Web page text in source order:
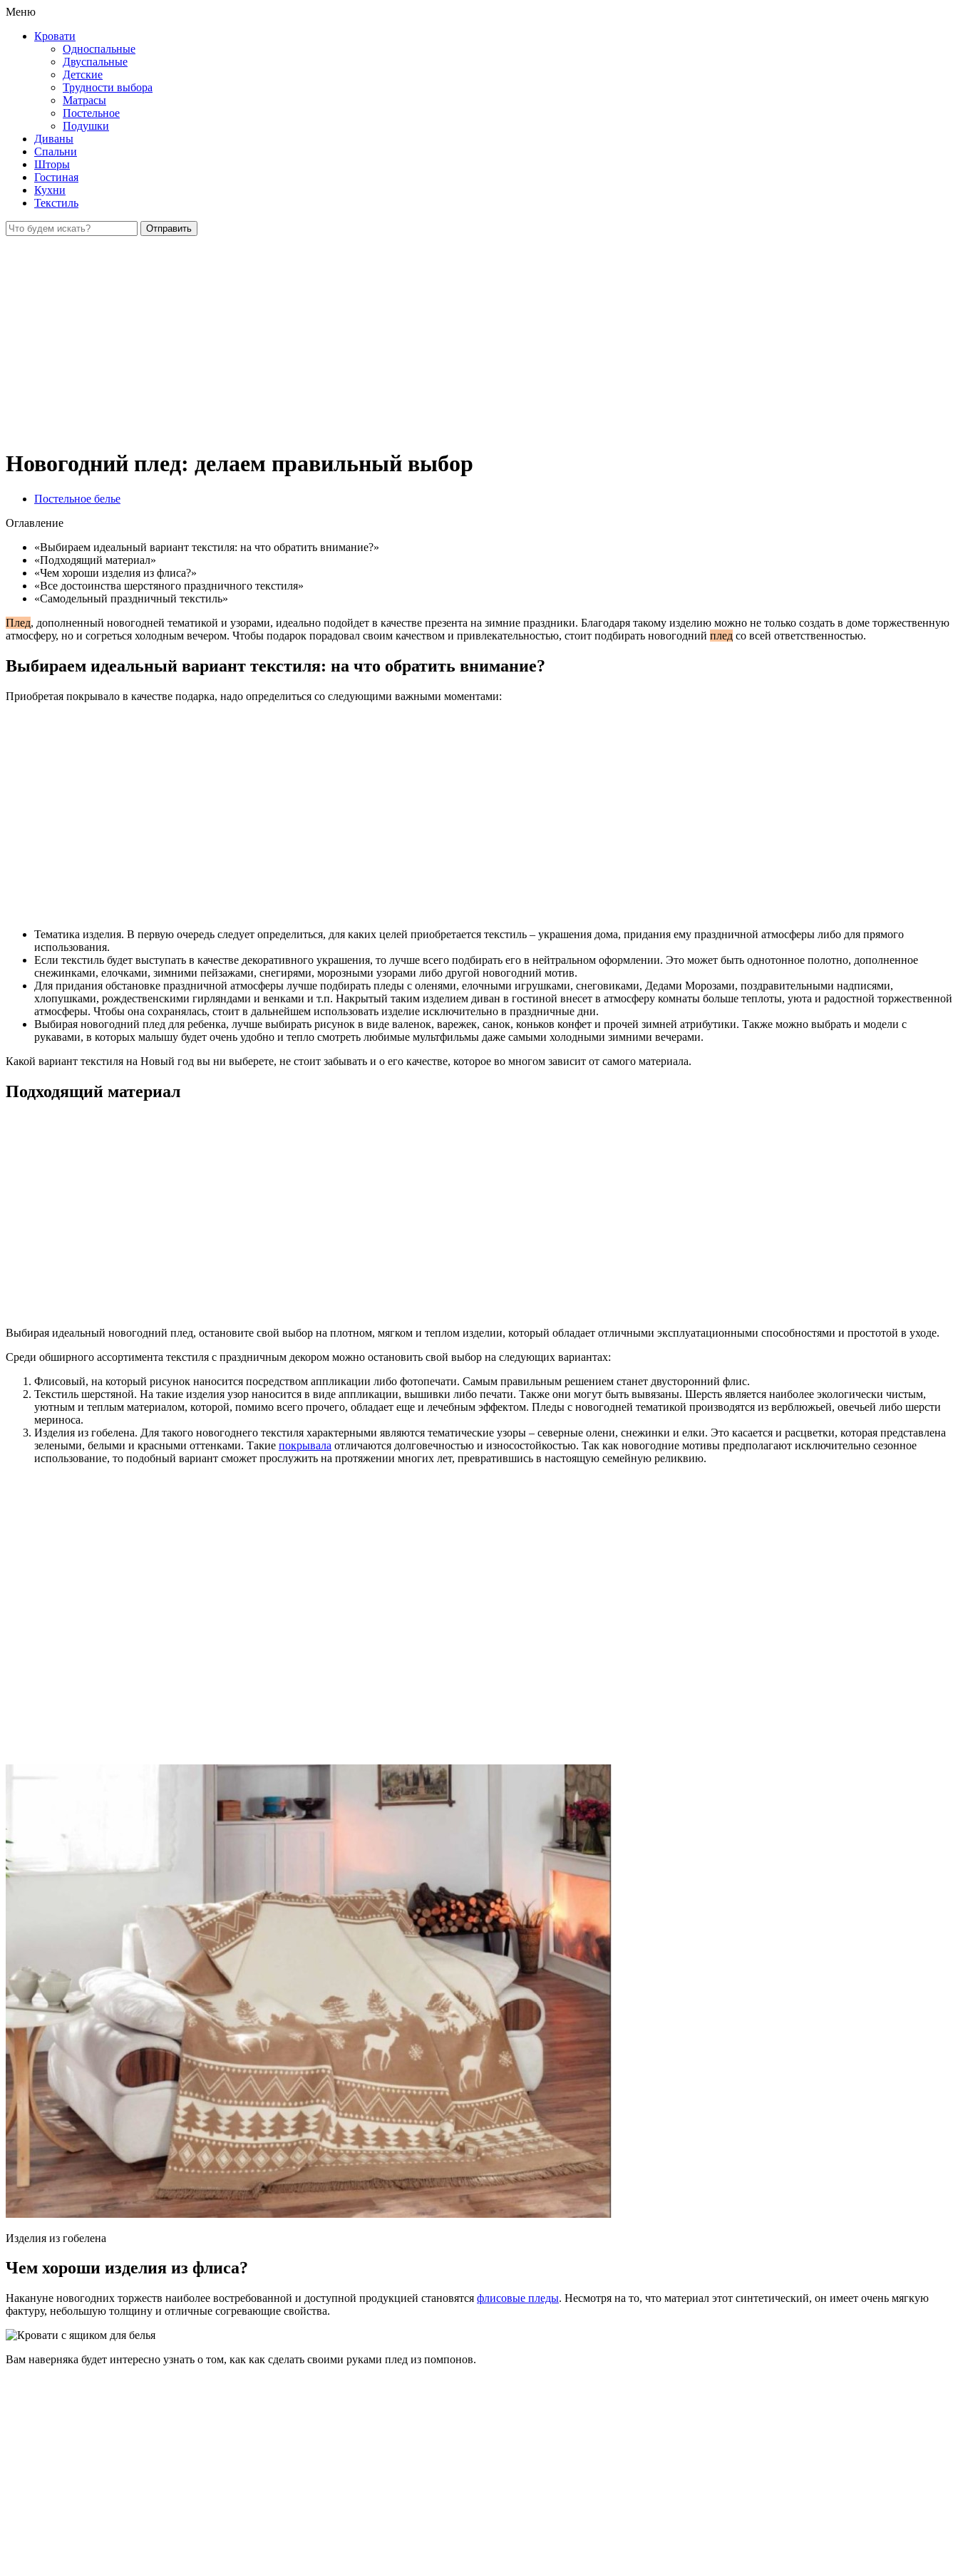
Меню
Кровати
Односпальные
Двуспальные
Детские
Трудности выбора
Матрасы
Постельное
Подушки
Диваны
Спальни
Шторы
Гостиная
Кухни
Текстиль
Новогодний плед: делаем правильный выбор
Постельное белье
Оглавление
«Выбираем идеальный вариант текстиля: на что обратить внимание?»
«Подходящий материал»
«Чем хороши изделия из флиса?»
«Все достоинства шерстяного праздничного текстиля»
«Самодельный праздничный текстиль»
Плед, дополненный новогодней тематикой и узорами, идеально подойдет в качестве презента на зимние праздники. Благодаря такому изделию можно не только создать в доме торжественную
атмосферу, но и согреться холодным вечером. Чтобы подарок порадовал своим качеством и привлекательностью, стоит подбирать новогодний плед со всей ответственностью.
Выбираем идеальный вариант текстиля: на что обратить внимание?
Приобретая покрывало в качестве подарка, надо определиться со следующими важными моментами:
Тематика изделия. В первую очередь следует определиться, для каких целей приобретается текстиль – украшения дома, придания ему праздничной атмосферы либо для прямого
использования.
Если текстиль будет выступать в качестве декоративного украшения, то лучше всего подбирать его в нейтральном оформлении. Это может быть однотонное полотно, дополненное
снежинками, елочками, зимними пейзажами, снегирями, морозными узорами либо другой новогодний мотив.
Для придания обстановке праздничной атмосферы лучше подбирать пледы с оленями, елочными игрушками, снеговиками, Дедами Морозами, поздравительными надписями,
хлопушками, рождественскими гирляндами и венками и т.п. Накрытый таким изделием диван в гостиной внесет в атмосферу комнаты больше теплоты, уюта и радостной торжественной
атмосферы. Чтобы она сохранялась, стоит в дальнейшем использовать изделие исключительно в праздничные дни.
Выбирая новогодний плед для ребенка, лучше выбирать рисунок в виде валенок, варежек, санок, коньков конфет и прочей зимней атрибутики. Также можно выбрать и модели с
рукавами, в которых малышу будет очень удобно и тепло смотреть любимые мультфильмы даже самыми холодными зимними вечерами.
Какой вариант текстиля на Новый год вы ни выберете, не стоит забывать и о его качестве, которое во многом зависит от самого материала.
Подходящий материал
Выбирая идеальный новогодний плед, остановите свой выбор на плотном, мягком и теплом изделии, который обладает отличными эксплуатационными способностями и простотой в уходе.
Среди обширного ассортимента текстиля с праздничным декором можно остановить свой выбор на следующих вариантах:
Флисовый, на который рисунок наносится посредством аппликации либо фотопечати. Самым правильным решением станет двусторонний флис.
Текстиль шерстяной. На такие изделия узор наносится в виде аппликации, вышивки либо печати. Также они могут быть вывязаны. Шерсть является наиболее экологически чистым,
уютным и теплым материалом, которой, помимо всего прочего, обладает еще и лечебным эффектом. Пледы с новогодней тематикой производятся из верблюжьей, овечьей либо шерсти
мериноса.
Изделия из гобелена. Для такого новогоднего текстиля характерными являются тематические узоры – северные олени, снежинки и елки. Это касается и расцветки, которая представлена
зелеными, белыми и красными оттенками. Такие покрывала отличаются долговечностью и износостойкостью. Так как новогодние мотивы предполагают исключительно сезонное
использование, то подобный вариант сможет прослужить на протяжении многих лет, превратившись в настоящую семейную реликвию.
Изделия из гобелена
Чем хороши изделия из флиса?
Накануне новогодних торжеств наиболее востребованной и доступной продукцией становятся флисовые пледы. Несмотря на то, что материал этот синтетический, он имеет очень мягкую
фактуру, небольшую толщину и отличные согревающие свойства.
Вам наверняка будет интересно узнать о том, как как сделать своими руками плед из помпонов.